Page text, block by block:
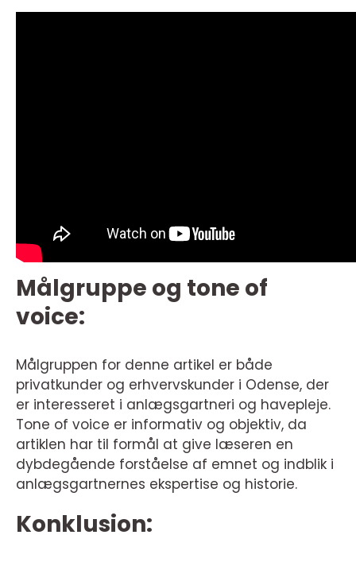
Målgruppe og tone of
voice:
Målgruppen for denne artikel er både
privatkunder og erhvervskunder i Odense, der
er interesseret i anlægsgartneri og havepleje.
Tone of voice er informativ og objektiv, da
artiklen har til formål at give læseren en
dybdegående forståelse af emnet og indblik i
anlægsgartnernes ekspertise og historie.
Konklusion: